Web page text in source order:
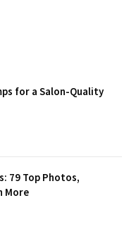
for a Salon-Quality
79 Top Photos,
More